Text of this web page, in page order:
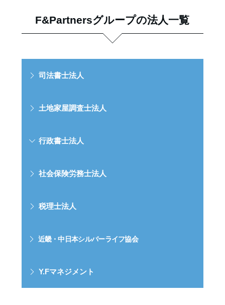
F&Partnersグループの法人一覧
司法書士法人
土地家屋調査士法人
行政書士法人
社会保険労務士法人
税理士法人
近畿・中日本シルバーライフ協会
Y.Fマネジメント